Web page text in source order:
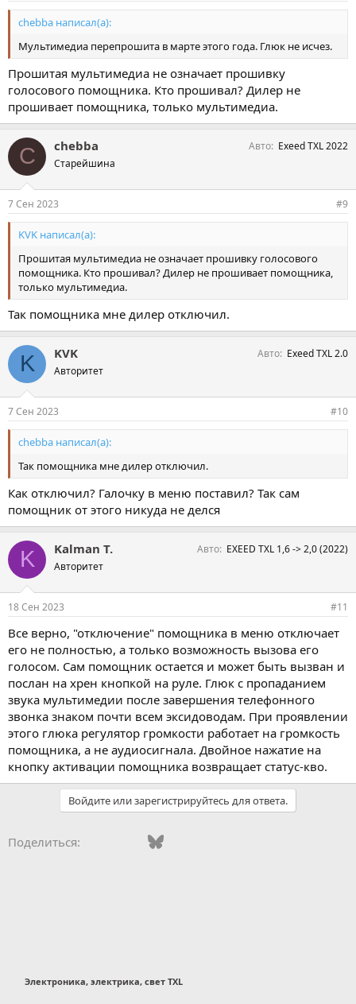
chebba написал(а):
Мультимедиа перепрошита в марте этого года. Глюк не исчез.
Прошитая мультимедиа не означает прошивку
голосового помощника. Кто прошивал? Дилер не
прошивает помощника, только мультимедиа.
C chebba
Старейшина
Авто Exeed TXL 2022
7 Сен 2023 #9
KVK написал(а):
Прошитая мультимедиа не означает прошивку голосового
помощника. Кто прошивал? Дилер не прошивает помощника,
только мультимедиа.
Так помощника мне дилер отключил.
K KVK
Авторитет
Авто Exeed TXL 2.0
7 Сен 2023 #10
chebba написал(а):
Так помощника мне дилер отключил.
Как отключил? Галочку в меню поставил? Так сам
помощник от этого никуда не делся
K Kalman T.
Авторитет
Авто EXEED TXL 1,6 -> 2,0 (2022)
18 Сен 2023 #11
Все верно, "отключение" помощника в меню отключает
его не полностью, а только возможность вызова его
голосом. Сам помощник остается и может быть вызван и
послан на хрен кнопкой на руле. Глюк с пропаданием
звука мультимедии после завершения телефонного
звонка знаком почти всем эксидоводам. При проявлении
этого глюка регулятор громкости работает на громкость
помощника, а не аудиосигнала. Двойное нажатие на
кнопку активации помощника возвращает статус-кво.
Войдите или зарегистрируйтесь для ответа.
Поделиться: Vkontakte
FacebookBluesky
Электроника, электрика, свет TXL